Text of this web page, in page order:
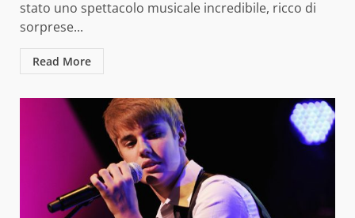
stato uno spettacolo musicale incredibile, ricco di
sorprese...
Read More